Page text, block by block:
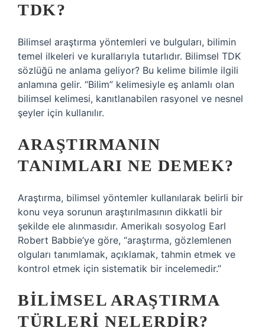
TDK?
Bilimsel araştırma yöntemleri ve bulguları, bilimin
temel ilkeleri ve kurallarıyla tutarlıdır. Bilimsel TDK
sözlüğü ne anlama geliyor? Bu kelime bilimle ilgili
anlamına gelir. “Bilim” kelimesiyle eş anlamlı olan
bilimsel kelimesi, kanıtlanabilen rasyonel ve nesnel
şeyler için kullanılır.
ARAŞTIRMANIN
TANIMLARI NE DEMEK?
Araştırma, bilimsel yöntemler kullanılarak belirli bir
konu veya sorunun araştırılmasının dikkatli bir
şekilde ele alınmasıdır. Amerikalı sosyolog Earl
Robert Babbie’ye göre, “araştırma, gözlemlenen
olguları tanımlamak, açıklamak, tahmin etmek ve
kontrol etmek için sistematik bir incelemedir.”
BILIMSEL ARAŞTIRMA
TÜRLERI NELERDIR?